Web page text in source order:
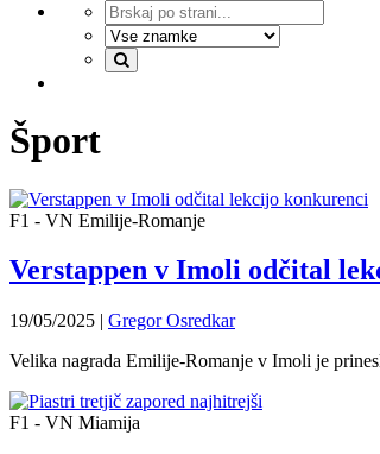
Šport
F1 - VN Emilije-Romanje
Verstappen v Imoli odčital
19/05/2025 | Gregor Osredkar
Velika nagrada Emilije-Romanje v Imoli je
F1 - VN Miamija